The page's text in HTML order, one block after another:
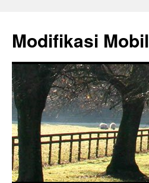
content
Modifikasi Mobil